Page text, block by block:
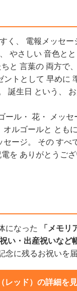
く、 電報メッセ
やさしい 音色と
と 言葉の 両方で
トとして 早めに
誕生日 という、
ル・ 花・ メッ
ルゴールと とも
ージ。 その す
を ありがとうご
になった
「メモ
い・出産祝いなど
に残るお祝いを
レッド）の詳細を